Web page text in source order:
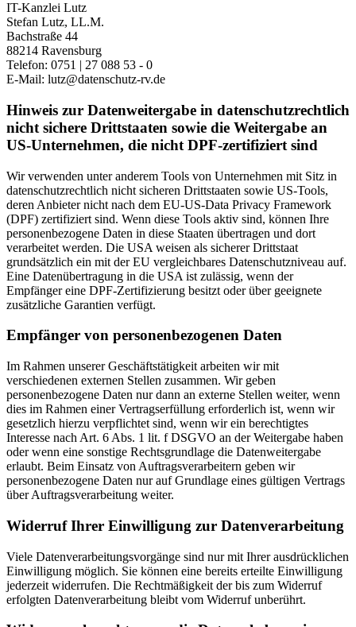
IT-Kanzlei Lutz
Stefan Lutz, LL.M.
Bachstraße 44
88214 Ravensburg
Telefon: 0751 | 27 088 53 - 0
E-Mail: lutz@datenschutz-rv.de
Hinweis zur Datenweitergabe in datenschutzrechtlich
nicht sichere Drittstaaten sowie die Weitergabe an
US-Unternehmen, die nicht DPF-zertifiziert sind
Wir verwenden unter anderem Tools von Unternehmen mit Sitz in
datenschutzrechtlich nicht sicheren Drittstaaten sowie US-Tools,
deren Anbieter nicht nach dem EU-US-Data Privacy Framework
(DPF) zertifiziert sind. Wenn diese Tools aktiv sind, können Ihre
personenbezogene Daten in diese Staaten übertragen und dort
verarbeitet werden. Die USA weisen als sicherer Drittstaat
grundsätzlich ein mit der EU vergleichbares Datenschutzniveau auf.
Eine Datenübertragung in die USA ist zulässig, wenn der
Empfänger eine DPF-Zertifizierung besitzt oder über geeignete
zusätzliche Garantien verfügt.
Empfänger von personenbezogenen Daten
Im Rahmen unserer Geschäftstätigkeit arbeiten wir mit
verschiedenen externen Stellen zusammen. Wir geben
personenbezogene Daten nur dann an externe Stellen weiter, wenn
dies im Rahmen einer Vertragserfüllung erforderlich ist, wenn wir
gesetzlich hierzu verpflichtet sind, wenn wir ein berechtigtes
Interesse nach Art. 6 Abs. 1 lit. f DSGVO an der Weitergabe haben
oder wenn eine sonstige Rechtsgrundlage die Datenweitergabe
erlaubt. Beim Einsatz von Auftragsverarbeitern geben wir
personenbezogene Daten nur auf Grundlage eines gültigen Vertrags
über Auftragsverarbeitung weiter.
Widerruf Ihrer Einwilligung zur Datenverarbeitung
Viele Datenverarbeitungsvorgänge sind nur mit Ihrer ausdrücklichen
Einwilligung möglich. Sie können eine bereits erteilte Einwilligung
jederzeit widerrufen. Die Rechtmäßigkeit der bis zum Widerruf
erfolgten Datenverarbeitung bleibt vom Widerruf unberührt.